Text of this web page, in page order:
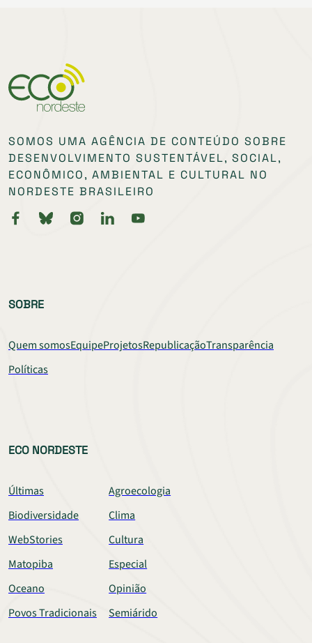
SOMOS UMA AGÊNCIA DE CONTEÚDO SOBRE
DESENVOLVIMENTO SUSTENTÁVEL, SOCIAL,
ECONÔMICO, AMBIENTAL E CULTURAL NO
NORDESTE BRASILEIRO
SOBRE
Quem somosEquipeProjetosRepublicaçãoTransparência
Políticas
ECO NORDESTE
Últimas
Agroecologia
Biodiversidade
Clima
WebStories
Cultura
Matopiba
Especial
Oceano
Opinião
Povos Tradicionais
Semiárido